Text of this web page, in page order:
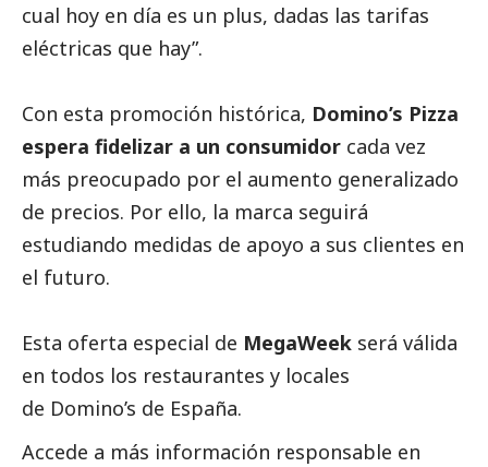
cual hoy en día es un plus, dadas las tarifas
eléctricas que hay”.
Con esta promoción histórica, Domino’s Pizza
espera fidelizar a un consumidor cada vez
más preocupado por el aumento generalizado
de precios. Por ello, la marca seguirá
estudiando medidas de apoyo a sus clientes en
el futuro.
Esta oferta especial de MegaWeek será válida
en todos los restaurantes y locales
de Domino’s de España.
Accede a más información responsable en